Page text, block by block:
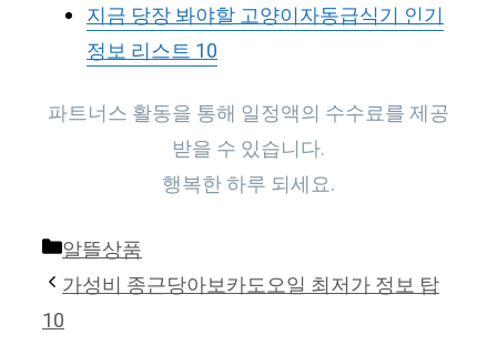
지금 당장 봐야할 고양이자동급식기 인기
정보 리스트 10
파트너스 활동을 통해 일정액의 수수료를 제공
받을 수 있습니다.
행복한 하루 되세요.
Categories
알뜰상품
가성비 종근당아보카도오일 최저가 정보 탑
10